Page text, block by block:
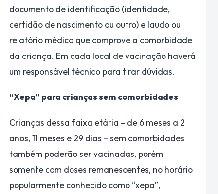
documento de identificação (identidade,
certidão de nascimento ou outro) e laudo ou
relatório médico que comprove a comorbidade
da criança. Em cada local de vacinação haverá
um responsável técnico para tirar dúvidas.
“Xepa” para crianças sem comorbidades
Crianças dessa faixa etária – de 6 meses a 2
anos, 11 meses e 29 dias – sem comorbidades
também poderão ser vacinadas, porém
somente com doses remanescentes, no horário
popularmente conhecido como “xepa”,